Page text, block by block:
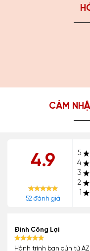
CẢM
4.9
52 đánh giá
5
4
3
2
1
Đinh Công Lợi
Hành trình bạn cún từ